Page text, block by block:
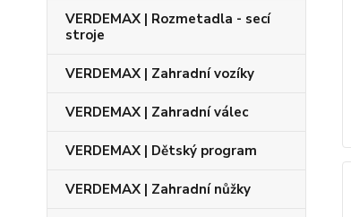
VERDEMAX | Rozmetadla - secí
stroje
VERDEMAX | Zahradní vozíky
VERDEMAX | Zahradní válec
VERDEMAX | Dětský program
VERDEMAX | Zahradní nůžky